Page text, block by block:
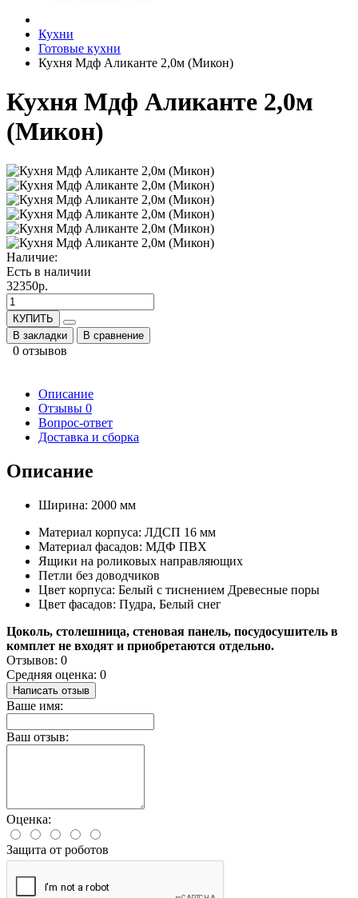
Кухни
Готовые кухни
Кухня Мдф Аликанте 2,0м (Микон)
Кухня Мдф Аликанте 2,0м
(Микон)
Наличие:
Есть в наличии
32350р.
КУПИТЬ
В закладки
В сравнение
0 отзывов
Описание
Отзывы 0
Вопрос-ответ
Доставка и сборка
Описание
Ширина: 2000 мм
Материал корпуса: ЛДСП 16 мм
Материал фасадов: МДФ ПВХ
Ящики на роликовых направляющих
Петли без доводчиков
Цвет корпуса: Белый с тиснением Древесные поры
Цвет фасадов: Пудра, Белый снег
Цоколь, столешница, стеновая панель, посудосушитель в
комплет не входят и приобретаются отдельно.
Отзывов: 0
Средняя оценка: 0
Написать отзыв
Ваше имя:
Ваш отзыв:
Оценка:
Защита от роботов